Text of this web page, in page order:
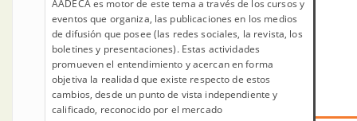
AADECA es motor de este tema a través de los cursos y
eventos que organiza, las publicaciones en los medios
de difusión que posee (las redes sociales, la revista, los
boletines y presentaciones). Estas actividades
promueven el entendimiento y acercan en forma
objetiva la realidad que existe respecto de estos
cambios, desde un punto de vista independiente y
calificado, reconocido por el mercado